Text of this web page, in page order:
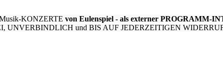
KONZERTE von Eulenspiel - als externer PROGRAMM-
UNVERBINDLICH und BIS AUF JEDERZEITIGEN WIDERRUF